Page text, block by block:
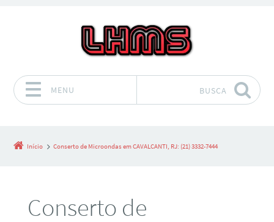
MENU BUSCA
Início Conserto de Microondas em CAVALCANTI, RJ: (21) 3332-7444
Conserto de